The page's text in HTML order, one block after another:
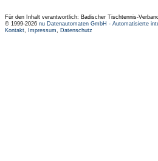
Für den Inhalt verantwortlich: Badischer Tischtennis-
© 1999-2026 nu Datenautomaten GmbH - Automatisierte
Kontakt, Impressum, Datenschutz